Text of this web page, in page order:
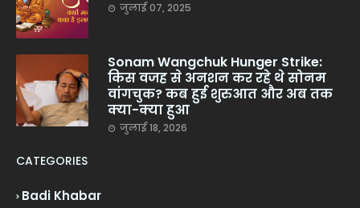
जुलाई 07, 2025
Sonam Wangchuk Hunger Strike:
किस वजह से अनशन कर रहे थे सोनम
वांगचुक? कब हुई शुरुआत और अब तक
क्या-क्या हुआ
जुलाई 18, 2026
CATEGORIES
Badi Khabar